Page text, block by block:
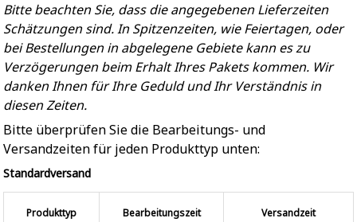
Bitte beachten Sie, dass die angegebenen Lieferzeiten
Schätzungen sind. In Spitzenzeiten, wie Feiertagen, oder
bei Bestellungen in abgelegene Gebiete kann es zu
Verzögerungen beim Erhalt Ihres Pakets kommen. Wir
danken Ihnen für Ihre Geduld und Ihr Verständnis in
diesen Zeiten.
Bitte überprüfen Sie die Bearbeitungs- und
Versandzeiten für jeden Produkttyp unten:
Standardversand
Produkttyp Bearbeitungszeit Versandzeit